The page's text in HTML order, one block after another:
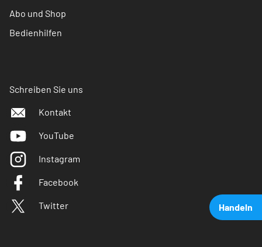
Handeln
Abo und Shop
Bedienhilfen
Schreiben Sie uns
Kontakt
YouTube
Instagram
Facebook
Twitter